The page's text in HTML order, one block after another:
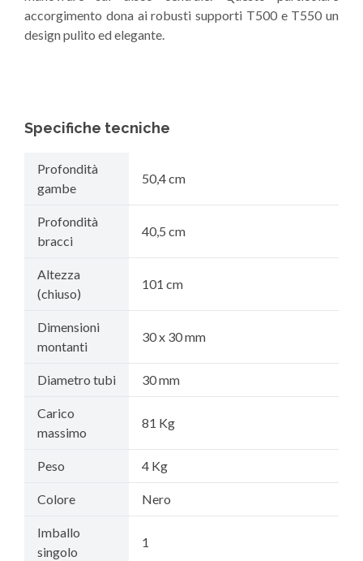
accorgimento dona ai robusti supporti T500 e T550 un
design pulito ed elegante.
Specifiche tecniche
Profondità
gambe
50,4 cm
Profondità
bracci
40,5 cm
Altezza
(chiuso)
101 cm
Dimensioni
montanti
30 x 30 mm
Diametro tubi 30 mm
Carico
massimo
81 Kg
Peso 4 Kg
Colore Nero
Imballo
singolo
1